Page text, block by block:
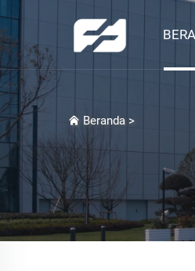
Beranda >